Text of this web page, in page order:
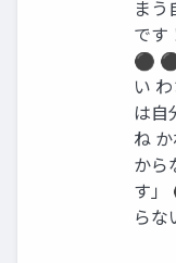
ま
です
⚫
い
は自
ね
から
す」
らな